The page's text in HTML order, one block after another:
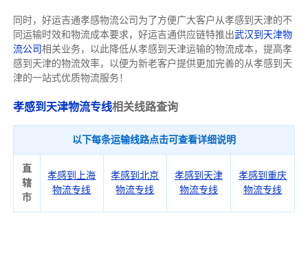
同时，好运吉通孝感物流公司为了方便广大客户从孝感到天津的不
同运输时效和物流成本要求，好运吉通供应链特推出武汉到天津物
流公司相关业务，以此降低从孝感到天津运输的物流成本，提高孝
感到天津的物流效率，以便为新老客户提供更加完善的从孝感到天
津的一站式优质物流服务！
孝感到天津物流专线相关线路查询
以下每条运输线路点击可查看详细说明
直
辖
市
孝感到上海
物流专线
孝感到北京
物流专线
孝感到天津
物流专线
孝感到重庆
物流专线